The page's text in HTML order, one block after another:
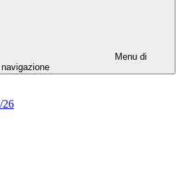
Menu di
navigazione
26